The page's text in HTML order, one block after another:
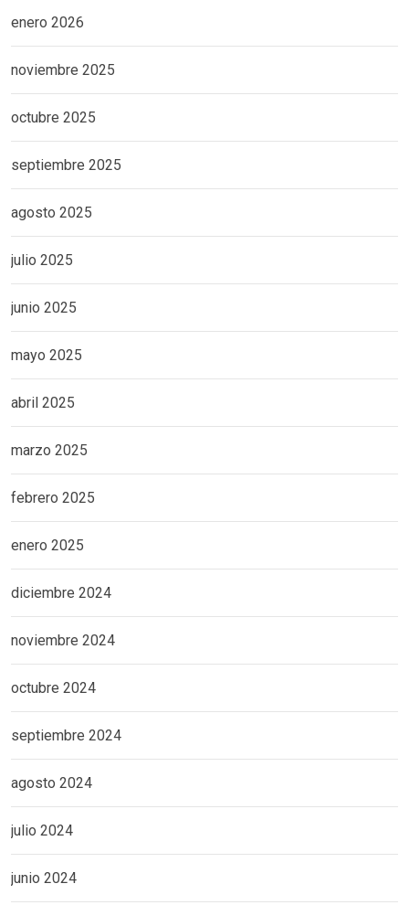
enero 2026
noviembre 2025
octubre 2025
septiembre 2025
agosto 2025
julio 2025
junio 2025
mayo 2025
abril 2025
marzo 2025
febrero 2025
enero 2025
diciembre 2024
noviembre 2024
octubre 2024
septiembre 2024
agosto 2024
julio 2024
junio 2024